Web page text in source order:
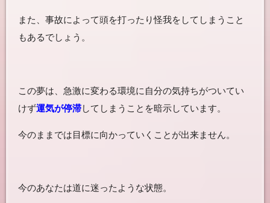
また、事故によって頭を打ったり怪我をしてしまうこと
もあるでしょう。
この夢は、急激に変わる環境に自分の気持ちがついてい
けず運気が停滞してしまうことを暗示しています。
今のままでは目標に向かっていくことが出来ません。
今のあなたは道に迷ったような状態。